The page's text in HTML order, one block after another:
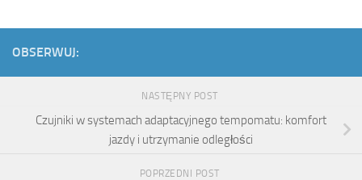
OBSERWUJ:
NASTĘPNY POST
Czujniki w systemach adaptacyjnego tempomatu: komfort
jazdy i utrzymanie odległości
POPRZEDNI POST